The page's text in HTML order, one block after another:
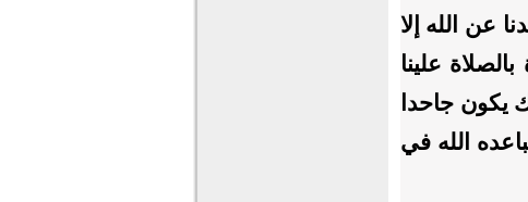
عن الله إلا
علينا
يكون جاحدا
الله في